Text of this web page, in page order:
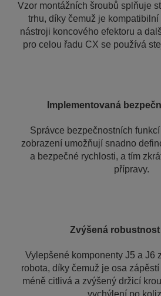
Vzor montážních šroubů splňuje
trhu, díky čemuž je
nástroji koncového efektoru a
pro celou řadu CX se používá
Implementovaná
Správce bezpečnostních
zobrazení umožňují snadno
a bezpečné rychlosti, a tím
přípravy.
Zvýšená robustnost
Vylepšené komponenty J5 a J6
robota, díky čemuž je osa
méně citlivá a zvýšený držicí
vychýlení po